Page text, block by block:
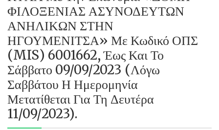
ΦΙΛΟΞΕΝΙΑΣ ΑΣΥΝΟΔΕΥΤΩΝ
ΑΝΗΛΙΚΩΝ ΣΤΗΝ
ΗΓΟΥΜΕΝΙΤΣΑ» Με Κωδικό ΟΠΣ
(MIS) 6001662, Έως Και Το
Σάββατο 09/09/2023 (Λόγω
Σαββάτου Η Ημερομηνία
Μετατίθεται Για Τη Δευτέρα
11/09/2023).